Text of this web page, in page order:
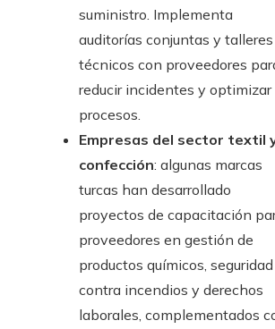
suministro. Implementa
auditorías conjuntas y talleres
técnicos con proveedores
reducir incidentes y optimizar
procesos.
Empresas del sector textil
confección: algunas marcas
turcas han desarrollado
proyectos de capacitación
proveedores en gestión de
productos químicos, seguridad
contra incendios y derechos
laborales, complementados